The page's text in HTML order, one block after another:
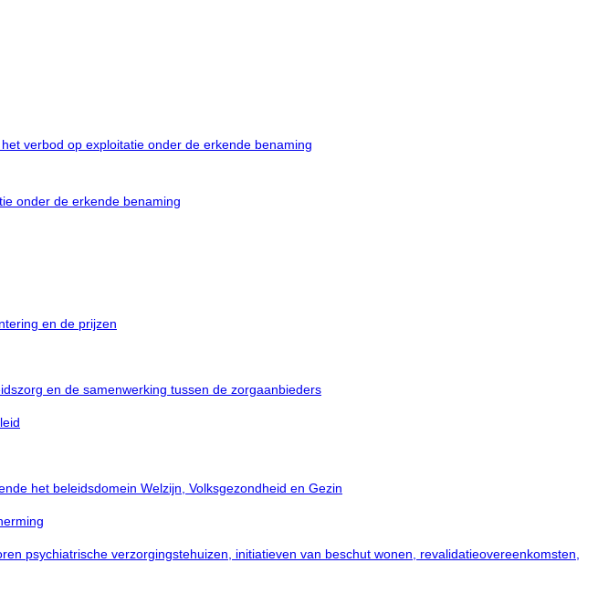
verbod op exploitatie onder de erkende benaming
onder de erkende benaming
en de prijzen
en de samenwerking tussen de zorgaanbieders
het beleidsdomein Welzijn, Volksgezondheid en Gezin
psychiatrische verzorgingstehuizen, initiatieven van beschut wonen, revalidatieovereenkomsten,